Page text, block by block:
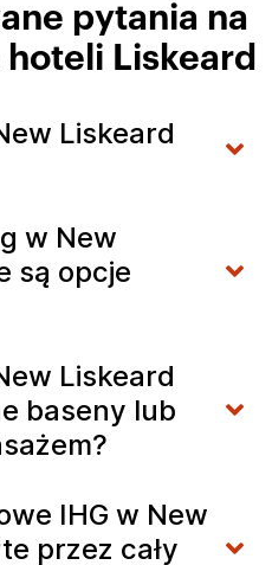
pytania na
Liskeard
Liskeard
w New
są opcje
Liskeard
baseny lub
IHG w New
przez cały